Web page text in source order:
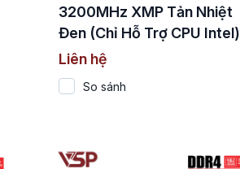
3200MHz XMP Tản Nhiệt
Đen (Chỉ Hỗ Trợ CPU Intel)
Liên hệ
So sánh